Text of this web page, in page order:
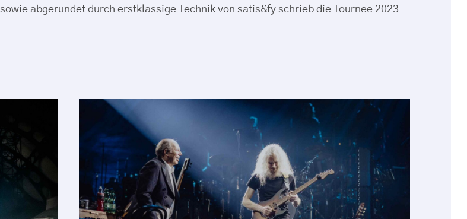
sowie abgerundet durch erstklassige Technik von satis&fy schrieb die Tournee 2023